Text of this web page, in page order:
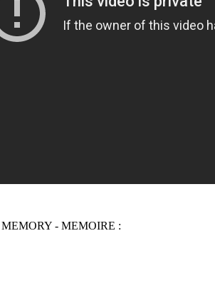
- MEMOIRE :